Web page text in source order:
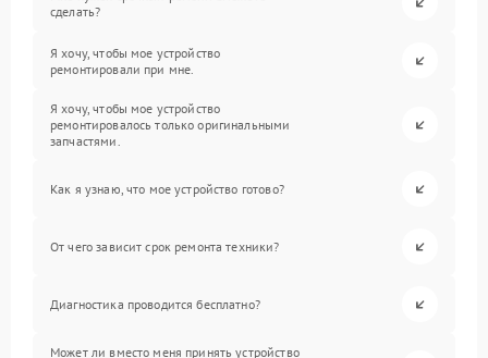
сделать?
Я хочу, чтобы мое устройство
ремонтировали при мне.
Я хочу, чтобы мое устройство
ремонтировалось только оригинальными
запчастями.
Как я узнаю, что мое устройство готово?
От чего зависит срок ремонта техники?
Диагностика проводится бесплатно?
Может ли вместо меня принять устройство